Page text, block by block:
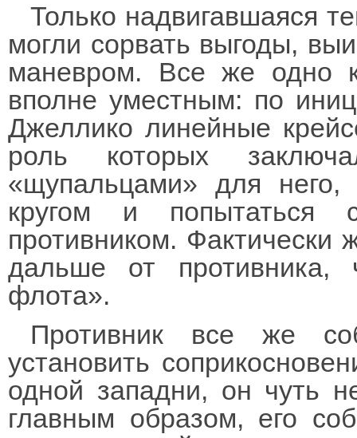
Только надвигавшаяся
могли сорвать выгоды,
маневром. Все же одно
вполне уместным: по
Джеллико линейные
роль которых
«щупальцами» для
кругом и попытаться
противником.
дальше от противника,
флота».
Противник все же
установить
одной западни, он чуть
главным образом, его